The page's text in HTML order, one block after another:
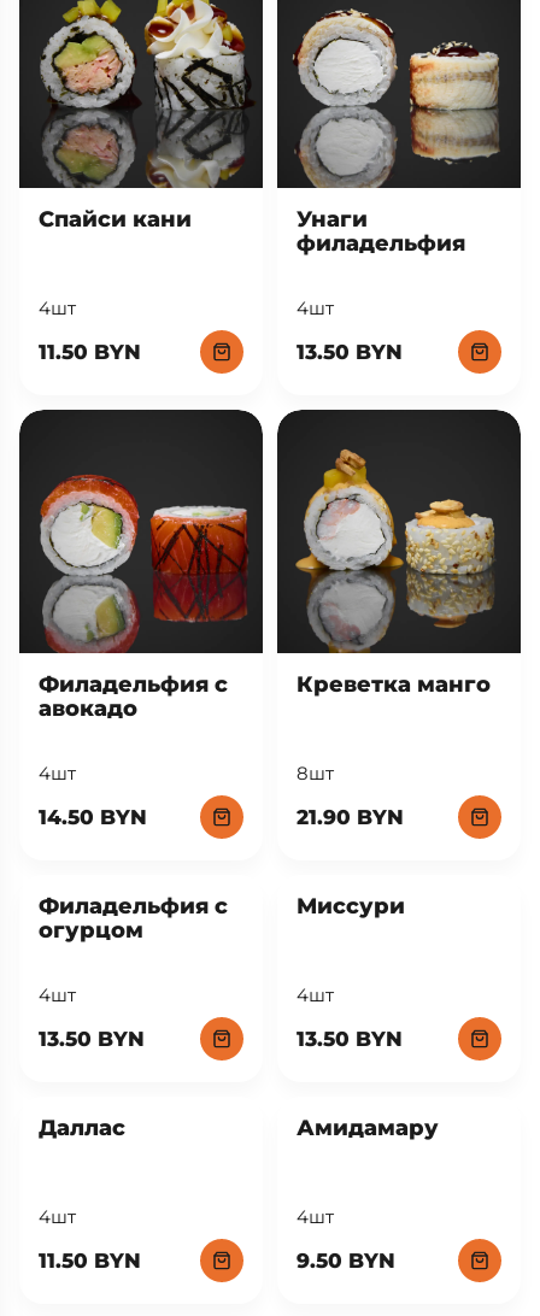
Спайси кани
4шт
11.50 BYN
Унаги
филадельфия
4шт
13.50 BYN
Филадельфия с
авокадо
4шт
14.50 BYN
Креветка манго
8шт
21.90 BYN
Филадельфия с
огурцом
4шт
13.50 BYN
Миссури
4шт
13.50 BYN
Даллас
4шт
11.50 BYN
Амидамару
4шт
9.50 BYN